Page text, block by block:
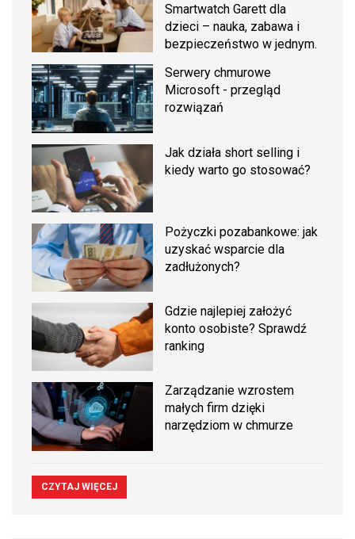
Smartwatch Garett dla
dzieci – nauka, zabawa i
bezpieczeństwo w jednym.
Serwery chmurowe
Microsoft - przegląd
rozwiązań
Jak działa short selling i
kiedy warto go stosować?
Pożyczki pozabankowe: jak
uzyskać wsparcie dla
zadłużonych?
Gdzie najlepiej założyć
konto osobiste? Sprawdź
ranking
Zarządzanie wzrostem
małych firm dzięki
narzędziom w chmurze
CZYTAJ WIĘCEJ